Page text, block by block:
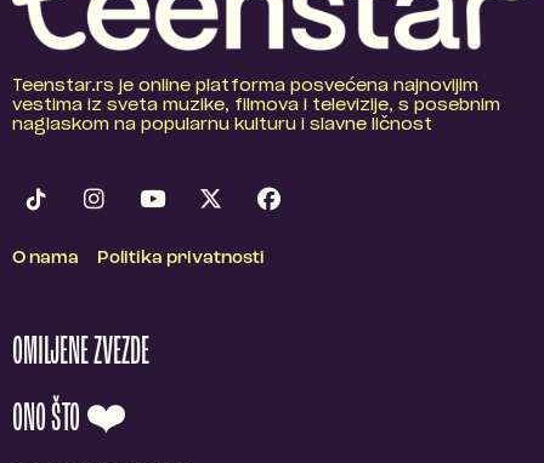
Teenstar.rs je online platforma posvećena najnovijim
vestima iz sveta muzike, filmova i televizije, s posebnim
naglaskom na popularnu kulturu i slavne ličnost
O nama Politika privatnosti
OMILJENE ZVEZDE
ONO ŠTO ❤️